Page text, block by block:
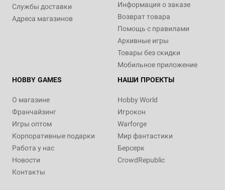
Службы доставки
Адреса магазинов
Информация о заказе
Возврат товара
Помощь с правилами
Архивные игры
Товары без скидки
Мобильное приложение
HOBBY GAMES
О магазине
Франчайзинг
Игры оптом
Корпоративные подарки
Работа у нас
Новости
Контакты
НАШИ ПРОЕКТЫ
Hobby World
Игрокон
Warforge
Мир фантастики
Берсерк
CrowdRepublic